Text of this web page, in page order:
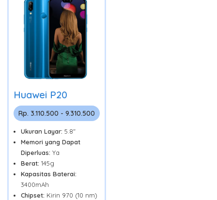
Huawei P20
Rp. 3.110.500 - 9.310.500
Ukuran Layar: 5.8"
Memori yang Dapat
Diperluas: Ya
Berat: 145g
Kapasitas Baterai:
3400mAh
Chipset: Kirin 970 (10 nm)